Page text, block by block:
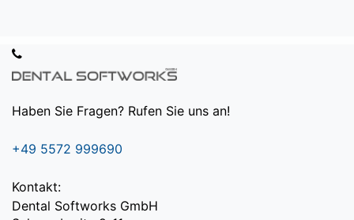
Haben Sie Fragen? Rufen Sie uns an!
+49 5572 999690
Kontakt:
Dental Softworks GmbH